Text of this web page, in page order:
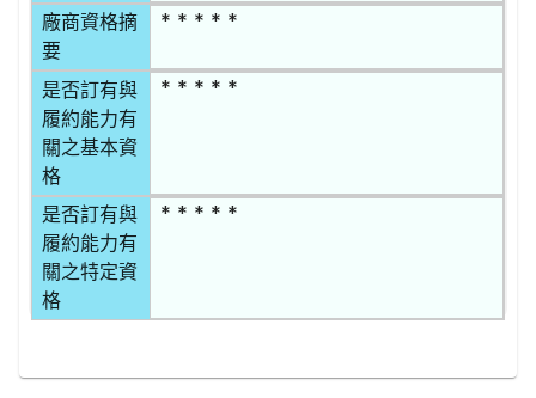
廠商資格摘
要
* * * * *
是否訂有與
履約能力有
關之基本資
格
* * * * *
是否訂有與
履約能力有
關之特定資
格
* * * * *